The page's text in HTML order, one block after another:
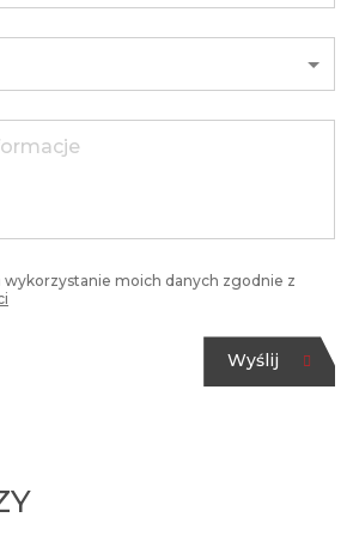
wykorzystanie moich danych zgodnie z
Wyślij
na wykorzystanie moich danych zgodnie